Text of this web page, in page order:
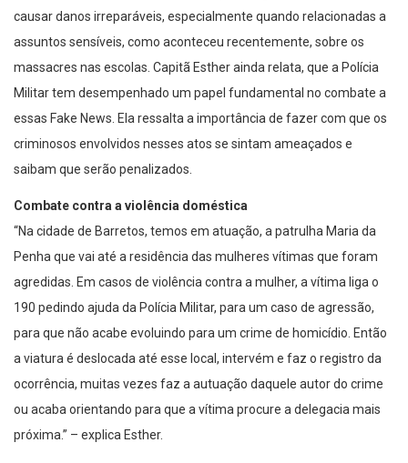
causar danos irreparáveis, especialmente quando relacionadas a
assuntos sensíveis, como aconteceu recentemente, sobre os
massacres nas escolas. Capitã Esther ainda relata, que a Polícia
Militar tem desempenhado um papel fundamental no combate a
essas Fake News. Ela ressalta a importância de fazer com que os
criminosos envolvidos nesses atos se sintam ameaçados e
saibam que serão penalizados.
Combate contra a violência doméstica
“Na cidade de Barretos, temos em atuação, a patrulha Maria da
Penha que vai até a residência das mulheres vítimas que foram
agredidas. Em casos de violência contra a mulher, a vítima liga o
190 pedindo ajuda da Polícia Militar, para um caso de agressão,
para que não acabe evoluindo para um crime de homicídio. Então
a viatura é deslocada até esse local, intervém e faz o registro da
ocorrência, muitas vezes faz a autuação daquele autor do crime
ou acaba orientando para que a vítima procure a delegacia mais
próxima.” – explica Esther.